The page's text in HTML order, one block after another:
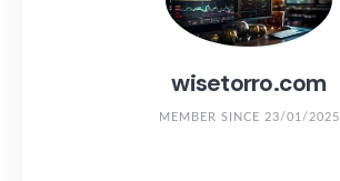
wisetorro.com
MEMBER SINCE 23/01/2025